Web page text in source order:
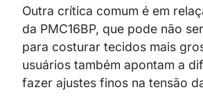
Outra crítica comum é em
da PMC16BP, que pode não
para costurar tecidos mais
usuários também apontam a
fazer ajustes finos na tensão